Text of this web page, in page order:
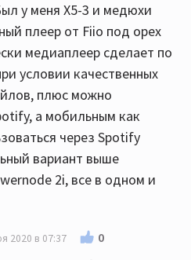
у меня X5-3 и медюхи
плеер от Fiio под орех
медиаплеер сделает по
условии качественных
плюс можно
а мобильным как
через Spotify
вариант выше
2i, все в одном и
2020 в 07:37 0